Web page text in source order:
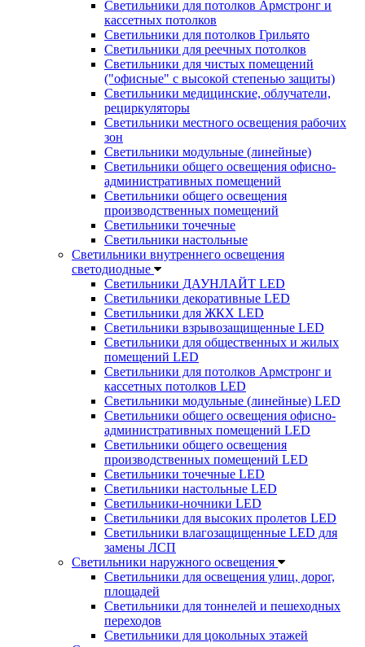
Светильники для потолков Армстронг и
кассетных потолков
Светильники для потолков Грильято
Светильники для реечных потолков
Светильники для чистых помещений
("офисные" с высокой степенью защиты)
Светильники медицинские, облучатели,
рециркуляторы
Светильники местного освещения рабочих
зон
Светильники модульные (линейные)
Светильники общего освещения офисно-
административных помещений
Светильники общего освещения
производственных помещений
Светильники точечные
Светильники настольные
Светильники внутреннего освещения
светодиодные
Светильники ДАУНЛАЙТ LED
Светильники декоративные LED
Светильники для ЖКХ LED
Светильники взрывозащищенные LED
Светильники для общественных и жилых
помещений LED
Светильники для потолков Армстронг и
кассетных потолков LED
Светильники модульные (линейные) LED
Светильники общего освещения офисно-
административных помещений LED
Светильники общего освещения
производственных помещений LED
Светильники точечные LED
Светильники настольные LED
Светильники-ночники LED
Светильники для высоких пролетов LED
Светильники влагозащищенные LED для
замены ЛСП
Светильники наружного освещения
Светильники для освещения улиц, дорог,
площадей
Светильники для тоннелей и пешеходных
переходов
Светильники для цокольных этажей